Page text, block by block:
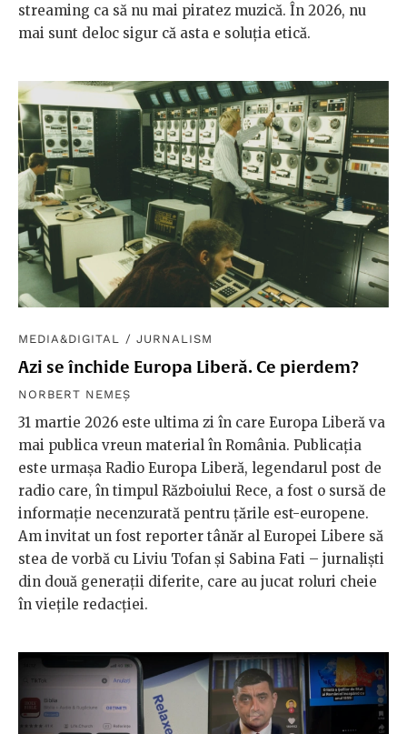
streaming ca să nu mai piratez muzică. În 2026, nu
mai sunt deloc sigur că asta e soluția etică.
MEDIA&DIGITAL / JURNALISM
Azi se închide Europa Liberă. Ce pierdem?
NORBERT NEMEȘ
31 martie 2026 este ultima zi în care Europa Liberă va
mai publica vreun material în România. Publicația
este urmașa Radio Europa Liberă, legendarul post de
radio care, în timpul Războiului Rece, a fost o sursă de
informație necenzurată pentru țările est-europene.
Am invitat un fost reporter tânăr al Europei Libere să
stea de vorbă cu Liviu Tofan și Sabina Fati – jurnaliști
din două generații diferite, care au jucat roluri cheie
în viețile redacției.